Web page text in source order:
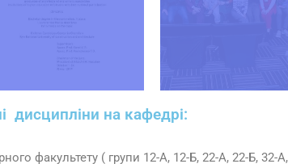
дисципліни на кафедрі:
факультету ( групи 12-А, 12-Б, 22-А, 22-Б, 32-